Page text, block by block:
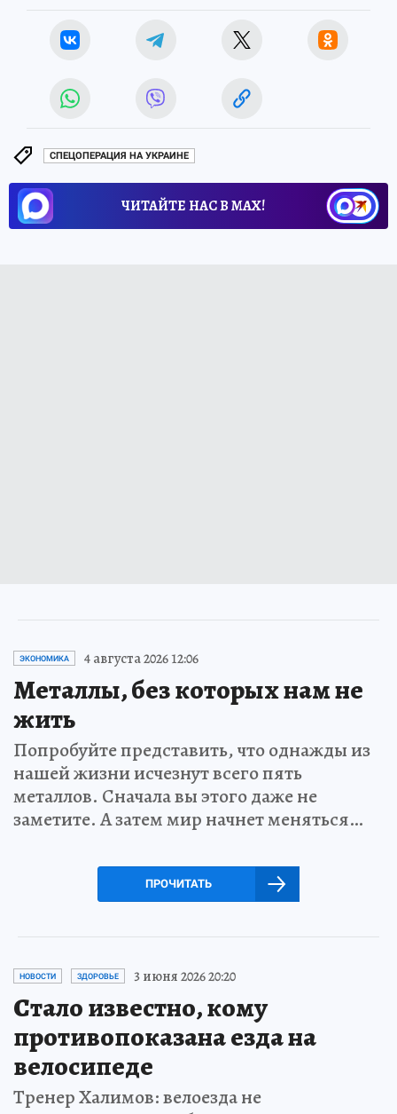
СПЕЦОПЕРАЦИЯ НА УКРАИНЕ
ЧИТАЙТЕ НАС В МАХ!
ЭКОНОМИКА 4 августа 2026 12:06
Металлы, без которых нам не
жить
Попробуйте представить, что однажды из
нашей жизни исчезнут всего пять
металлов. Сначала вы этого даже не
заметите. А затем мир начнет меняться…
ПРОЧИТАТЬ
НОВОСТИ ЗДОРОВЬЕ 3 июня 2026 20:20
Стало известно, кому
противопоказана езда на
велосипеде
Тренер Халимов: велоезда не